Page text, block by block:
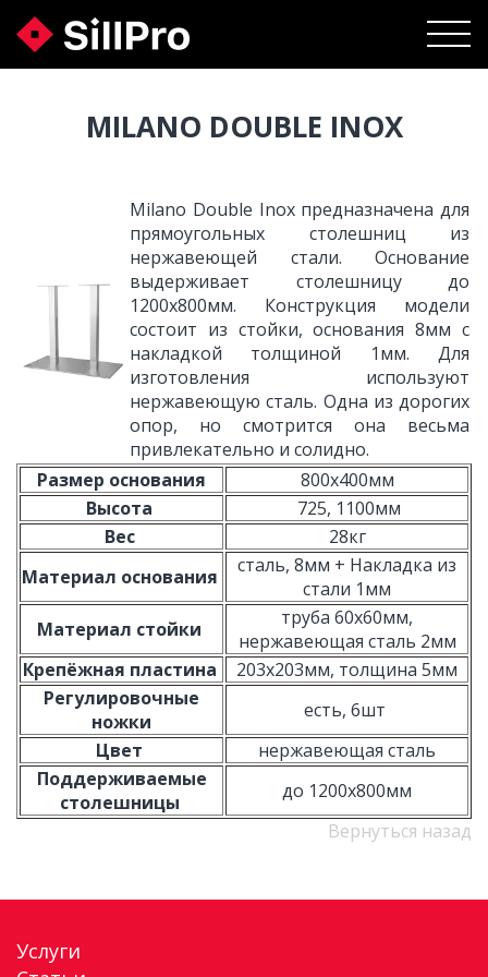
MILANO DOUBLE INOX
Milano Double Inox предназначена для
прямоугольных столешниц из
нержавеющей стали. Основание
выдерживает столешницу до
1200х800мм. Конструкция модели
состоит из стойки, основания 8мм с
накладкой толщиной 1мм. Для
изготовления используют
нержавеющую сталь. Одна из дорогих
опор, но смотрится она весьма
привлекательно и солидно.
Размер основания
800х400мм
Высота
725, 1100мм
Вес
28кг
Материал основания
сталь, 8мм + Накладка из
стали 1мм
Материал стойки
труба 60х60мм,
нержавеющая сталь 2мм
Крепёжная пластина
203х203мм, толщина 5мм
Регулировочные
ножки
есть, 6шт
Цвет
нержавеющая сталь
Поддерживаемые
столешницы
до 1200х800мм
Вернуться назад
Услуги